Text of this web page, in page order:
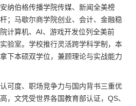
纳伯格传播学院传媒、新闻全美榜
；马歇尔商学院创业、会计、金融稳
计算机、AI、游戏开发位列全美前
验室。学校推行灵活跨学科学制，本
下本硕双学位，兼顾理论与实战能力
可度、职场竞争力与国内背书三重优
，文凭受世界各国教育部认证，QS、